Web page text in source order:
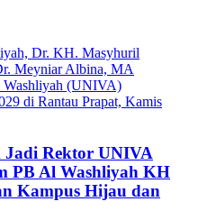
Rektor UNIVA
PB Al Washliyah KH
Kampus Hijau dan